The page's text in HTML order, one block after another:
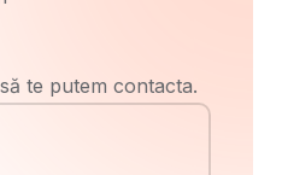
te putem contacta.